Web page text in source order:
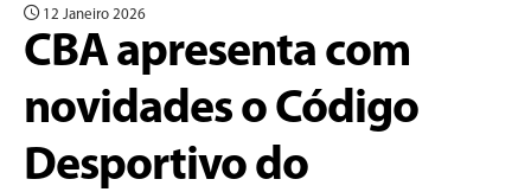
12 Janeiro 2026
CBA apresenta com
novidades o Código
Desportivo do